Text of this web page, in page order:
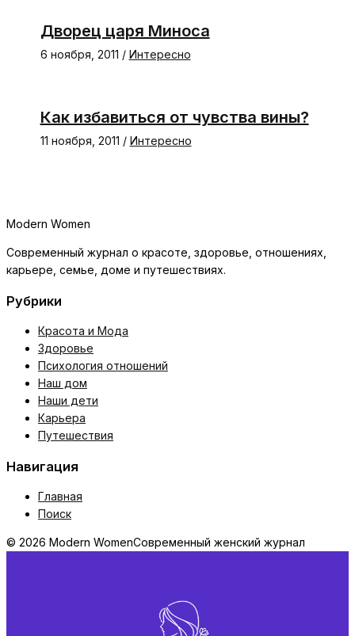
Дворец царя Миноса
6 ноября, 2011 / Интересно
Как избавиться от чувства вины?
11 ноября, 2011 / Интересно
Modern Women
Современный журнал о красоте, здоровье, отношениях,
карьере, семье, доме и путешествиях.
Рубрики
Красота и Мода
Здоровье
Психология отношений
Наш дом
Наши дети
Карьера
Путешествия
Навигация
Главная
Поиск
© 2026 Modern WomenСовременный женский журнал